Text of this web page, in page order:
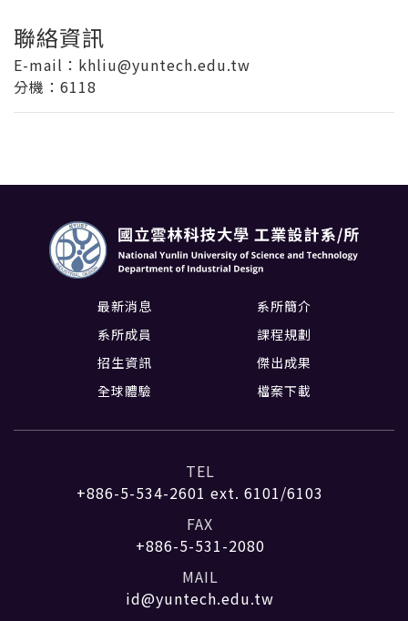
聯絡資訊
E-mail：khliu@yuntech.edu.tw
分機 ：6118
最新消息
系所簡介
系所成員
課程規劃
招生資訊
傑出成果
全球體驗
檔案下載
TEL
+886-5-534-2601 ext. 6101/6103
FAX
+886-5-531-2080
MAIL
id@yuntech.edu.tw